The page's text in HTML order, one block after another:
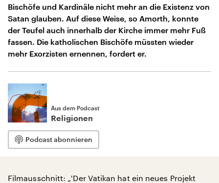
Bischöfe und Kardinäle nicht mehr an die Existenz von
Satan glauben. Auf diese Weise, so Amorth, konnte
der Teufel auch innerhalb der Kirche immer mehr Fuß
fassen. Die katholischen Bischöfe müssten wieder
mehr Exorzisten ernennen, fordert er.
Aus dem Podcast
Religionen
Podcast abonnieren
Filmausschnitt: „'Der Vatikan hat ein neues Projekt